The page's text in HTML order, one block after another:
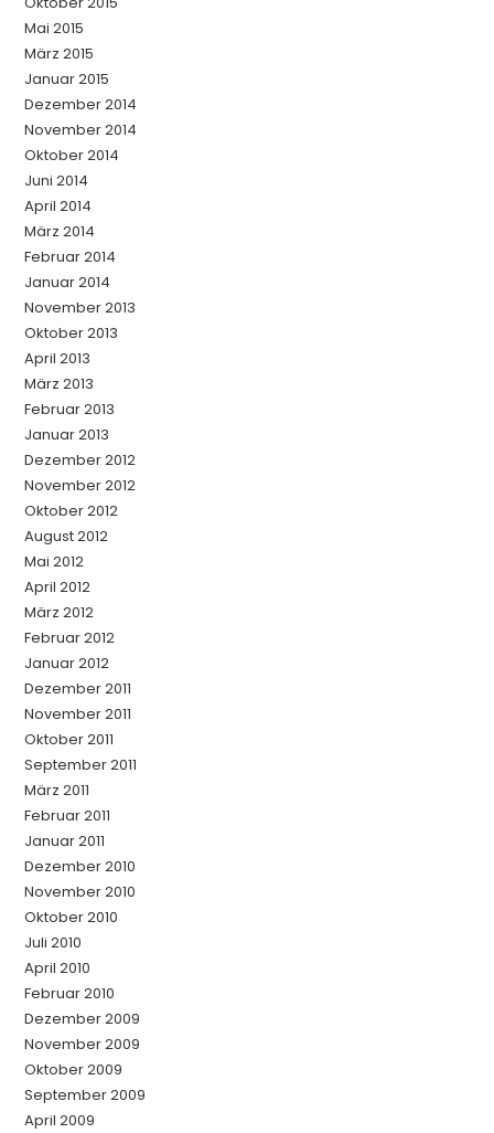
Mai 2015
März 2015
Januar 2015
Dezember 2014
November 2014
Oktober 2014
Juni 2014
April 2014
März 2014
Februar 2014
Januar 2014
November 2013
Oktober 2013
April 2013
März 2013
Februar 2013
Januar 2013
Dezember 2012
November 2012
Oktober 2012
August 2012
Mai 2012
April 2012
März 2012
Februar 2012
Januar 2012
Dezember 2011
November 2011
Oktober 2011
September 2011
März 2011
Februar 2011
Januar 2011
Dezember 2010
November 2010
Oktober 2010
Juli 2010
April 2010
Februar 2010
Dezember 2009
November 2009
Oktober 2009
September 2009
April 2009